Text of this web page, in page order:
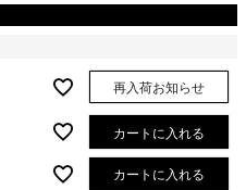
再入荷お知らせ
カートに入れる
カートに入れる